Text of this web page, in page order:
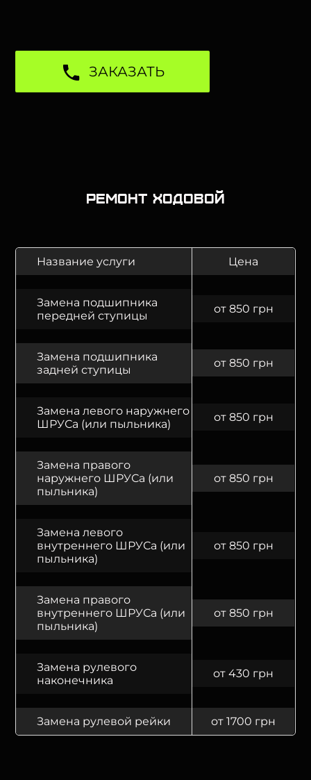
ЗАКАЗАТЬ
Ремонт ходовой
Название услуги Цена
Замена подшипника
передней ступицы
от 850 грн
Замена подшипника
задней ступицы
от 850 грн
Замена левого наружнего
ШРУСа (или пыльника)
от 850 грн
Замена правого
наружнего ШРУСа (или
пыльника)
от 850 грн
Замена левого
внутреннего ШРУСа (или
пыльника)
от 850 грн
Замена правого
внутреннего ШРУСа (или
пыльника)
от 850 грн
Замена рулевого
наконечника
от 430 грн
Замена рулевой рейки от 1700 грн